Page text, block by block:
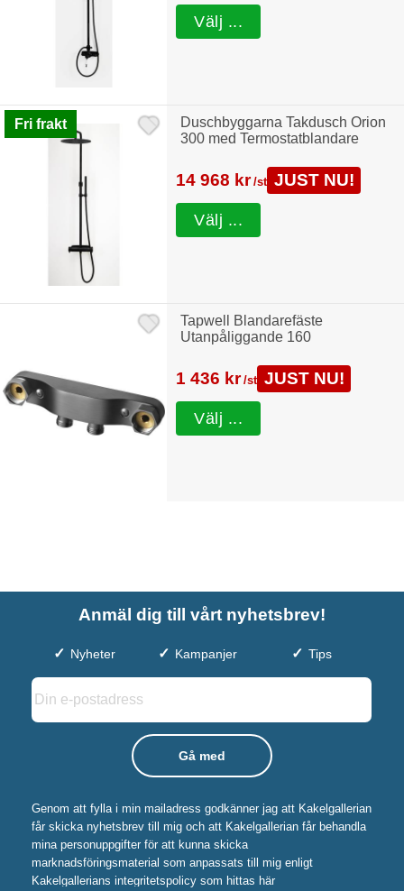
Välj ...
Fri frakt
Duschbyggarna Takdusch Orion
300 med Termostatblandare
14 968 kr /st JUST NU!
Välj ...
Tapwell Blandarefäste
Utanpåliggande 160
1 436 kr /st JUST NU!
Välj ...
Anmäl dig till vårt nyhetsbrev!
Nyheter Kampanjer Tips
Genom att fylla i min mailadress godkänner jag att Kakelgallerian
får skicka nyhetsbrev till mig och att Kakelgallerian får behandla
mina personuppgifter för att kunna skicka
marknadsföringsmaterial som anpassats till mig enligt
Kakelgallerians integritetspolicy som hittas här